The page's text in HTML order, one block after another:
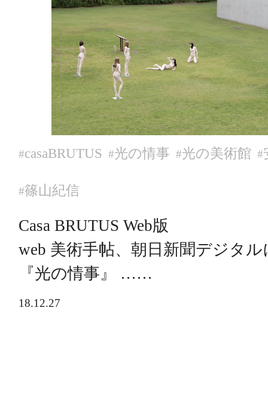
#casaBRUTUS #光の情事 #光の美術館 #
#篠山紀信
Casa BRUTUS Web版
web 美術手帖、朝日新聞デジタル
『光の情事』 ……
18.12.27